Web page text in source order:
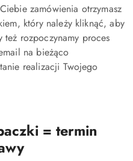
zamówienia otrzymasz
który należy kliknąć, aby
rozpoczynamy proces
na bieżąco
realizacji Twojego
= termin